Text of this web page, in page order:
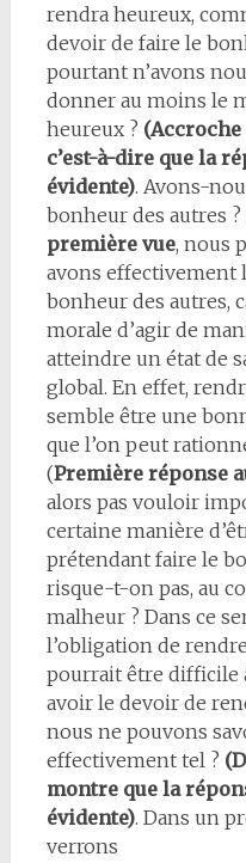
rendra heureux,
devoir de faire le
pourtant n’avons
donner au moins le
heureux ?
c’est-à-dire que la
évidente). Avons-
bonheur des autres ?
première vue, nous
avons effectivement
bonheur des autres,
morale d’agir de
atteindre un état de
global. En effet,
semble être une
que l’on peut
(Première réponse
alors pas vouloir
certaine manière
prétendant faire le
risque-t-on pas, au
malheur ? Dans ce
l’obligation de
pourrait être difficile
avoir le devoir de
nous ne pouvons
effectivement tel ?
montre que la
évidente). Dans un
verrons